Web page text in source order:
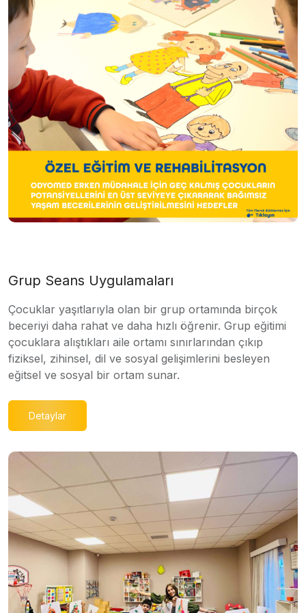
Grup Seans Uygulamaları
Çocuklar yaşıtlarıyla olan bir grup ortamında birçok
beceriyi daha rahat ve daha hızlı öğrenir. Grup eğitimi
çocuklara alıştıkları aile ortamı sınırlarından çıkıp
fiziksel, zihinsel, dil ve sosyal gelişimlerini besleyen
eğitsel ve sosyal bir ortam sunar.
Detaylar